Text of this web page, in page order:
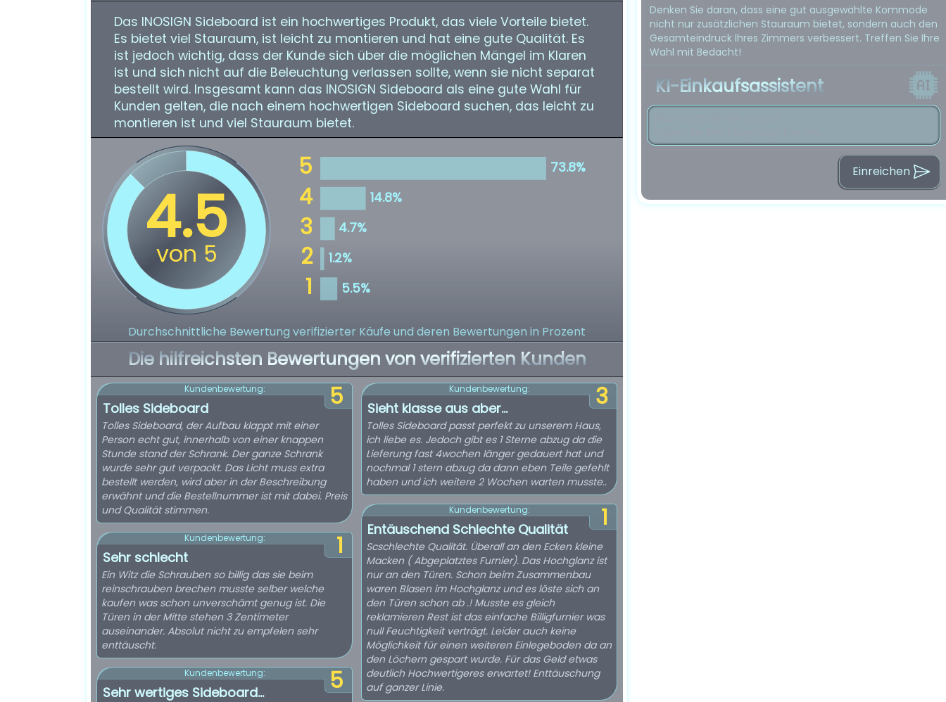
Das INOSIGN Sideboard ist ein hochwertiges Produkt, das viele Vorteile bietet.
Es bietet viel Stauraum, ist leicht zu montieren und hat eine gute Qualität. Es
ist jedoch wichtig, dass der Kunde sich über die möglichen Mängel im Klaren
ist und sich nicht auf die Beleuchtung verlassen sollte, wenn sie nicht separat
bestellt wird. Insgesamt kann das INOSIGN Sideboard als eine gute Wahl für
Kunden gelten, die nach einem hochwertigen Sideboard suchen, das leicht zu
montieren ist und viel Stauraum bietet.
Durchschnittliche Bewertung verifizierter Käufe und deren Bewertungen in Prozent
Die hilfreichsten Bewertungen von verifizierten Kunden
5
Kundenbewertung:
Tolles Sideboard
Tolles Sideboard, der Aufbau klappt mit einer
Person echt gut, innerhalb von einer knappen
Stunde stand der Schrank. Der ganze Schrank
wurde sehr gut verpackt. Das Licht muss extra
bestellt werden, wird aber in der Beschreibung
erwähnt und die Bestellnummer ist mit dabei. Preis
und Qualität stimmen.
1
Kundenbewertung:
Sehr schlecht
Ein Witz die Schrauben so billig das sie beim
reinschrauben brechen musste selber welche
kaufen was schon unverschämt genug ist. Die
Türen in der Mitte stehen 3 Zentimeter
auseinander. Absolut nicht zu empfelen sehr
enttäuscht.
5
Kundenbewertung:
Sehr wertiges Sideboard...
3
Kundenbewertung:
Sieht klasse aus aber...
Tolles Sideboard passt perfekt zu unserem Haus,
ich liebe es. Jedoch gibt es 1 Sterne abzug da die
Lieferung fast 4wochen länger gedauert hat und
nochmal 1 stern abzug da dann eben Teile gefehlt
haben und ich weitere 2 Wochen warten musste..
1
Kundenbewertung:
Entäuschend Schlechte Qualität
Scschlechte Qualität. Überall an den Ecken kleine
Macken ( Abgeplatztes Furnier). Das Hochglanz ist
nur an den Türen. Schon beim Zusammenbau
waren Blasen im Hochglanz und es löste sich an
den Türen schon ab .! Musste es gleich
reklamieren Rest ist das einfache Billigfurnier was
null Feuchtigkeit verträgt. Leider auch keine
Möglichkeit für einen weiteren Einlegeboden da an
den Löchern gespart wurde. Für das Geld etwas
deutlich Hochwertigeres erwartet! Enttäuschung
auf ganzer Linie.
Denken Sie daran, dass eine gut ausgewählte Kommode
nicht nur zusätzlichen Stauraum bietet, sondern auch den
Gesamteindruck Ihres Zimmers verbessert. Treffen Sie Ihre
Wahl mit Bedacht!
KI-Einkaufsassistent
Einreichen